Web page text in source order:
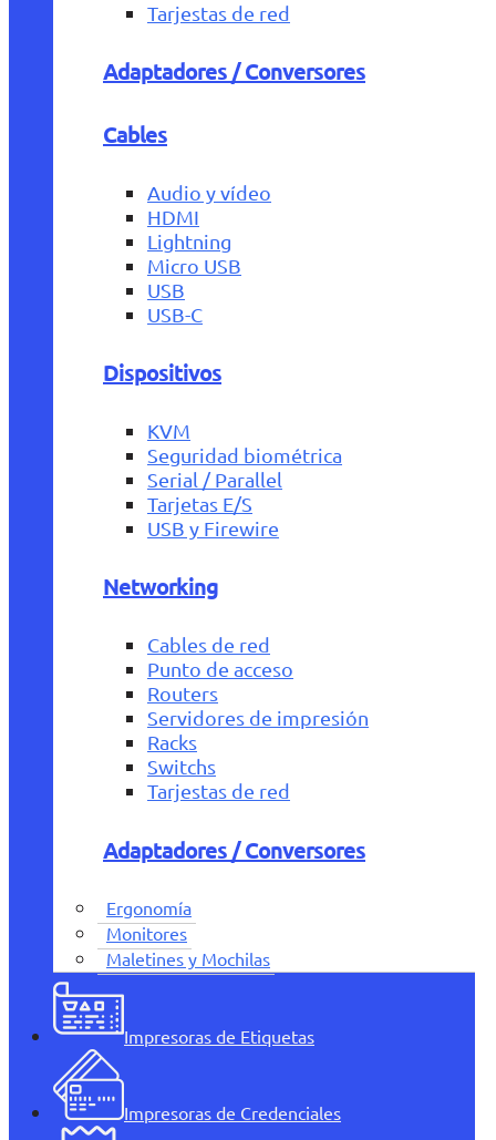
Tarjestas de red
Adaptadores / Conversores
Cables
Audio y vídeo
HDMI
Lightning
Micro USB
USB
USB-C
Dispositivos
KVM
Seguridad biométrica
Serial / Parallel
Tarjetas E/S
USB y Firewire
Networking
Cables de red
Punto de acceso
Routers
Servidores de impresión
Racks
Switchs
Tarjestas de red
Adaptadores / Conversores
Ergonomía
Monitores
Maletines y Mochilas
Impresoras de Etiquetas
Impresoras de Credenciales